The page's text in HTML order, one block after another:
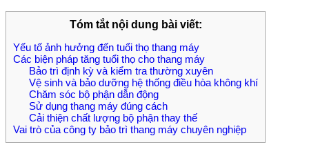
Tóm tắt nội dung bài viết:
Yếu tố ảnh hưởng đến tuổi thọ thang máy
Các biện pháp tăng tuổi thọ cho thang máy
Bảo trì định kỳ và kiểm tra thường xuyên
Vệ sinh và bảo dưỡng hệ thống điều hòa không khí
Chăm sóc bộ phận dẫn động
Sử dụng thang máy đúng cách
Cải thiện chất lượng bộ phận thay thế
Vai trò của công ty bảo trì thang máy chuyên nghiệp